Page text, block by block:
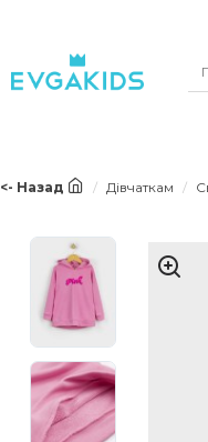
<- Назад Дівчаткам